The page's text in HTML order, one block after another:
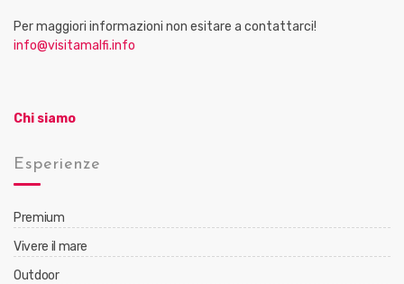
Per maggiori informazioni non esitare a contattarci!
info@visitamalfi.info
Chi siamo
Esperienze
Premium
Vivere il mare
Outdoor